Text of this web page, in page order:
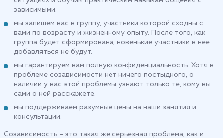
зависимыми.
мы запишем вас в группу, участники которой сходны с
вами по возрасту и жизненному опыту. После того, как
группа будет сформирована, новенькие участники в нее
добавляться не будут.
мы гарантируем вам полную конфиденциальность. Хотя в
проблеме созависимости нет ничего постыдного, о
наличии у вас этой проблемы узнают только те, кому вы
сами о ней расскажете.
мы поддерживаем разумные цены на наши занятия и
консультации.
Созависимость – это такая же серьезная проблема, как и